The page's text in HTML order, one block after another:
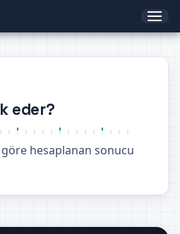
eder?
hesaplanan sonucu